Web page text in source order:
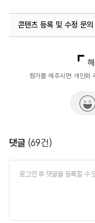
#전통가옥 #친구와함
콘텐츠 등록 및 수정 문의
열린관광콘텐츠팀(열린관
평가를 해주시면 개인화
댓글 (69건)